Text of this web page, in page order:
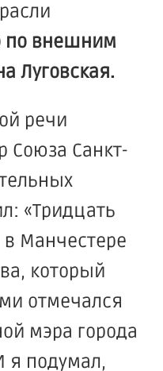
по внешним
Луговская.
речи
Союза Санкт-
«Тридцать
Манчестере
который
отмечался
мэра города
я подумал,